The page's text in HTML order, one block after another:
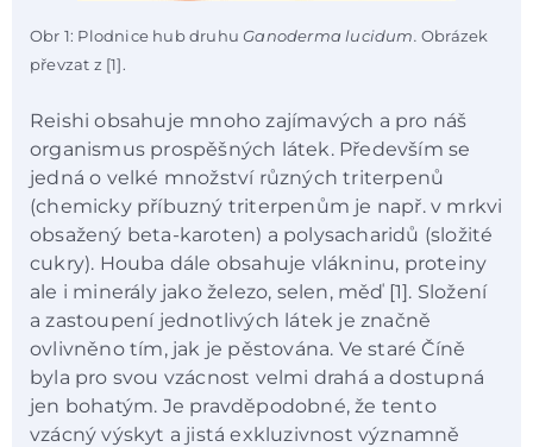
Obr 1: Plodnice hub druhuGanoderma lucidum.Obrázek
převzat z [1].
Reishi obsahuje mnoho zajímavých a pro náš
organismus prospěšných látek. Především se
jedná o velké množství různých triterpenů
(chemicky příbuzný triterpenům je např. v mrkvi
obsažený beta-karoten) a polysacharidů (složité
cukry). Houba dále obsahuje vlákninu, proteiny
ale i minerály jako železo, selen, měď [1]. Složení
a zastoupení jednotlivých látek je značně
ovlivněno tím, jak je pěstována. Ve staré Číně
byla pro svou vzácnost velmi drahá a dostupná
jen bohatým. Je pravděpodobné, že tento
vzácný výskyt a jistá exkluzivnost významně